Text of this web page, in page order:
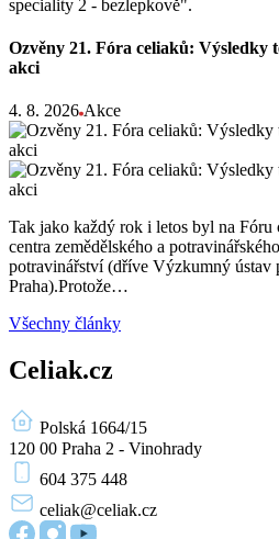
speciality 2 - bezlepkově".
Ozvěny 21. Fóra celiaků: Výsledky
akci
4. 8. 2026 Akce
Tak jako každý rok i letos byl na Fóru
centra zemědělského a
potravinářství (dříve Výzkumný ústav
Praha).Protože…
Všechny články
Celiak.cz
Polská 1664/15
120 00 Praha 2 - Vinohrady
604 375 448
celiak@celiak.cz